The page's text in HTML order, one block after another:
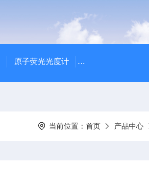
原子荧光光度计 在线VOC气相色谱
当前位置： 首页 产品中心